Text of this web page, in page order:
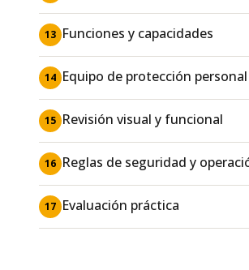
13 Funciones y capacidades
14 Equipo de protección personal
15 Revisión visual y funcional
16 Reglas de seguridad y
17 Evaluación práctica